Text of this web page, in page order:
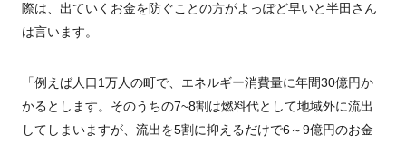
際は、出ていくお金を防ぐことの方がよっぽど早いと半田さん
は言います。
「例えば人口1万人の町で、エネルギー消費量に年間30億円か
かるとします。そのうちの7~8割は燃料代として地域外に流出
してしまいますが、流出を5割に抑えるだけで6～9億円のお金